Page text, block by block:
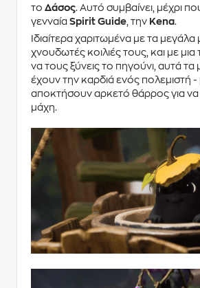
το Δάσος. Αυτό συμβαίνει, μέχρι
γενναία Spirit Guide , την Kena.
Ιδιαίτερα χαριτωμένα με τα μεγάλα
χνουδωτές κοιλιές τους, και με
να τους ξύνεις το πηγούνι, αυτά τα
έχουν την καρδιά ενός πολεμιστή -
αποκτήσουν αρκετό θάρρος για
μάχη.